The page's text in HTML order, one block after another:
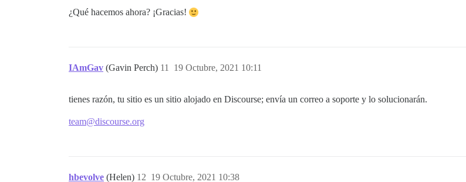
¿Qué hacemos ahora? ¡Gracias!
IAmGav (Gavin Perch) 19 Octubre, 2021 10:11
11
tienes razón, tu sitio es un sitio alojado en Discourse; envía un correo a soporte y lo solucionarán.
team@discourse.org
hbevolve (Helen) 19 Octubre, 2021 10:38
12